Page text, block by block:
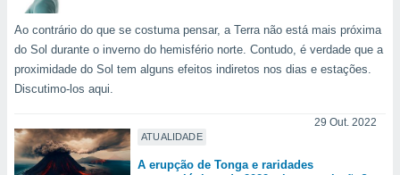
para
Ao contrário do que se costuma pensar, a Terra não está mais próxima
do Sol durante o inverno do hemisfério norte. Contudo, é verdade que a
proximidade do Sol tem alguns efeitos indiretos nos dias e estações.
Discutimo-los aqui.
ATUALIDADE
29 Out. 2022
A erupção de Tonga e raridades